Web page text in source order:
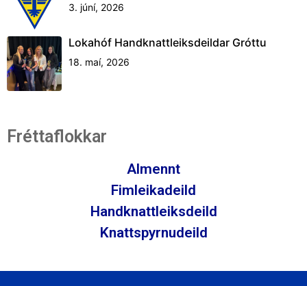
3. júní, 2026
Lokahóf Handknattleiksdeildar Gróttu
18. maí, 2026
Fréttaflokkar
Almennt
Fimleikadeild
Handknattleiksdeild
Knattspyrnudeild